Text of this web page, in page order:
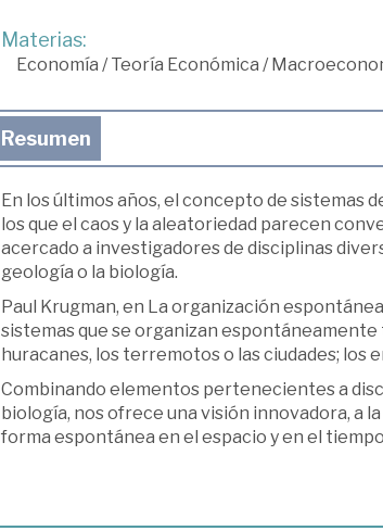
Materias:
Economía /Teoría Económica /
Resumen
En los últimos años, el concepto de sistemas
los que el caos y la aleatoriedad parecen
acercado a investigadores de disciplinas
geología o la biología.
Paul Krugman, en La organización
sistemas que se organizan
huracanes, los terremotos o las ciudades; los
Combinando elementos pertenecientes a
biología, nos ofrece una visión innovadora, a
forma espontánea en el espacio y en el